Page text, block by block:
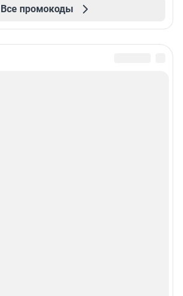
Все промокоды